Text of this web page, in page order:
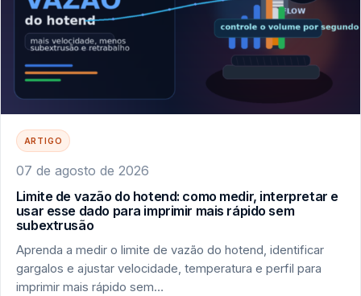
ARTIGO
07 de agosto de 2026
Limite de vazão do hotend: como medir, interpretar e
usar esse dado para imprimir mais rápido sem
subextrusão
Aprenda a medir o limite de vazão do hotend, identificar
gargalos e ajustar velocidade, temperatura e perfil para
imprimir mais rápido sem…